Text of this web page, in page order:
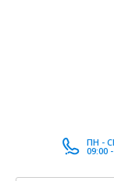
ПН -
09:00